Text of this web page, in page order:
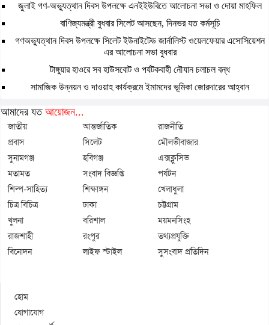
জুলাই গণ-অভ্যুত্থান দিবস উপলক্ষে এনইইউবিতে আলোচনা সভা ও দোয়া মাহফিল
বাণিজ্যমন্ত্রী বুধবার সিলেট আসছেন, দিনভর যত কর্মসূচি
গণঅভ্যুত্থান দিবস উপলক্ষে সিলেট ইউনাইটেড জার্নালিস্ট ওয়েলফেয়ার এসোসিয়েশন
এর আলোচনা সভা বুধবার
টাঙ্গুয়ার হাওরে সব হাউসবোট ও পর্যটকবাহী নৌযান চলাচল বন্ধ
সামাজিক উন্নয়ন ও দাওয়াহ কার্যক্রমে ইমামদের ভূমিকা জোরদারের আহ্বান
আমাদের যত আয়োজন...
জাতীয় আন্তর্জাতিক
রাজনীতি
প্রবাস
সিলেট
মৌলভীবাজার
সুনামগঞ্জ
হবিগঞ্জ
এক্সক্লুসিভ
মতামত
সংবাদ বিজ্ঞপ্তি
পর্যটন
শিল্প-সাহিত্য
শিক্ষাঙ্গন
খেলাধুলা
চিত্র বিচিত্র
ঢাকা
চট্টগ্রাম
খুলনা
বরিশাল
ময়মনসিংহ
রাজশাহী
রংপুর
তথ্যপ্রযুক্তি
বিনোদন
লাইফ স্টাইল সুসংবাদ প্রতিদিন
হোম
যোগাযোগ